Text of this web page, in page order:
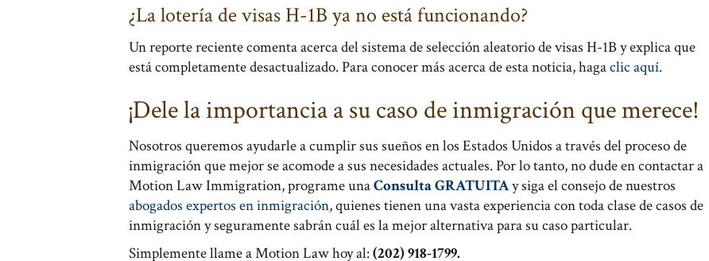
¿La lotería de visas H-1B ya no está funcionando?
Un reporte reciente comenta acerca del sistema de selección aleatorio de visas H-1B y explica que
está completamente desactualizado. Para conocer más acerca de esta noticia, hagaclic aquí.
¡Dele la importancia a su caso de inmigración que merece!
Nosotros queremos ayudarle a cumplir sus sueños en los Estados Unidos a través del proceso de
inmigración que mejor se acomode a sus necesidades actuales. Por lo tanto, no dude en contactar a
Motion Law Immigration, programe unaConsulta GRATUITAy siga el consejo de nuestros
abogados expertos en inmigración, quienes tienen una vasta experiencia con toda clase de casos de
inmigración y seguramente sabrán cuál es la mejor alternativa para su caso particular.
Simplemente llame a Motion Law hoy al:(202) 918-1799.